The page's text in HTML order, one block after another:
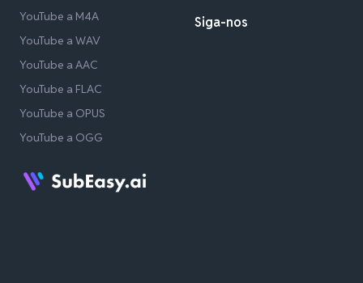
YouTube a M4A
YouTube a WAV
YouTube a AAC
YouTube a FLAC
YouTube a OPUS
YouTube a OGG
Siga-nos